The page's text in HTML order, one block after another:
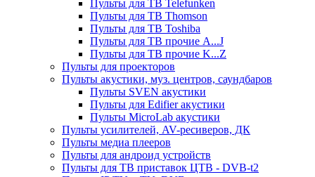
Пульты для ТВ Telefunken
Пульты для ТВ Thomson
Пульты для ТВ Toshiba
Пульты для ТВ прочие A...J
Пульты для ТВ прочие K...Z
Пульты для проекторов
Пульты акустики, муз. центров, саундбаров
Пульты SVEN акустики
Пульты для Edifier акустики
Пульты MicroLab акустики
Пульты усилителей, AV-ресиверов, ДК
Пульты медиа плееров
Пульты для андроид устройств
Пульты для ТВ приставок ЦТВ - DVB-t2